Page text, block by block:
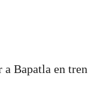
Bapatla en tren